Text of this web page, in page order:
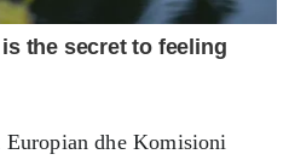
dhe Komisioni